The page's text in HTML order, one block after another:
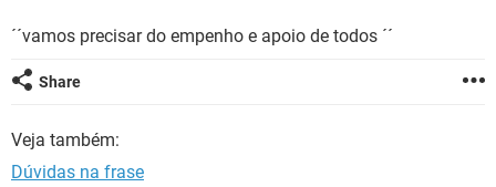
´´vamos precisar do empenho e apoio de todos ´´
Share
Veja também:
Dúvidas na frase